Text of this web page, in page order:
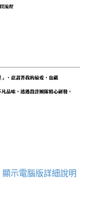
顯示電腦版詳細說明